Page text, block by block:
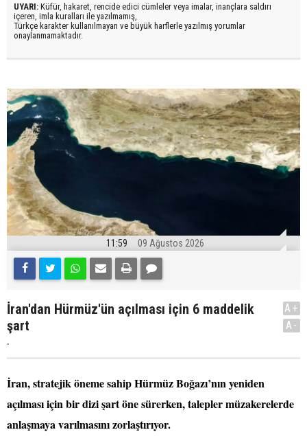
UYARI: Küfür, hakaret, rencide edici cümleler veya imalar, inançlara saldırı
içeren, imla kuralları ile yazılmamış,
Türkçe karakter kullanılmayan ve büyük harflerle yazılmış yorumlar
onaylanmamaktadır.
11:59 09 Ağustos 2026
İran'dan Hürmüz'ün açılması için 6 maddelik
şart
.
A+
A-
İran, stratejik öneme sahip Hürmüz Boğazı’nın yeniden
açılması için bir dizi şart öne sürerken, talepler müzakerelerde
anlaşmaya varılmasını zorlaştırıyor.